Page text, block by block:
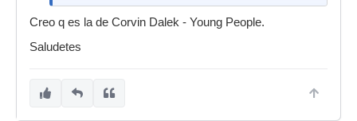
Creo q es la de Corvin Dalek - Young People.
Saludetes